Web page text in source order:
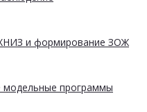
и формирование ЗОЖ
модельные программы